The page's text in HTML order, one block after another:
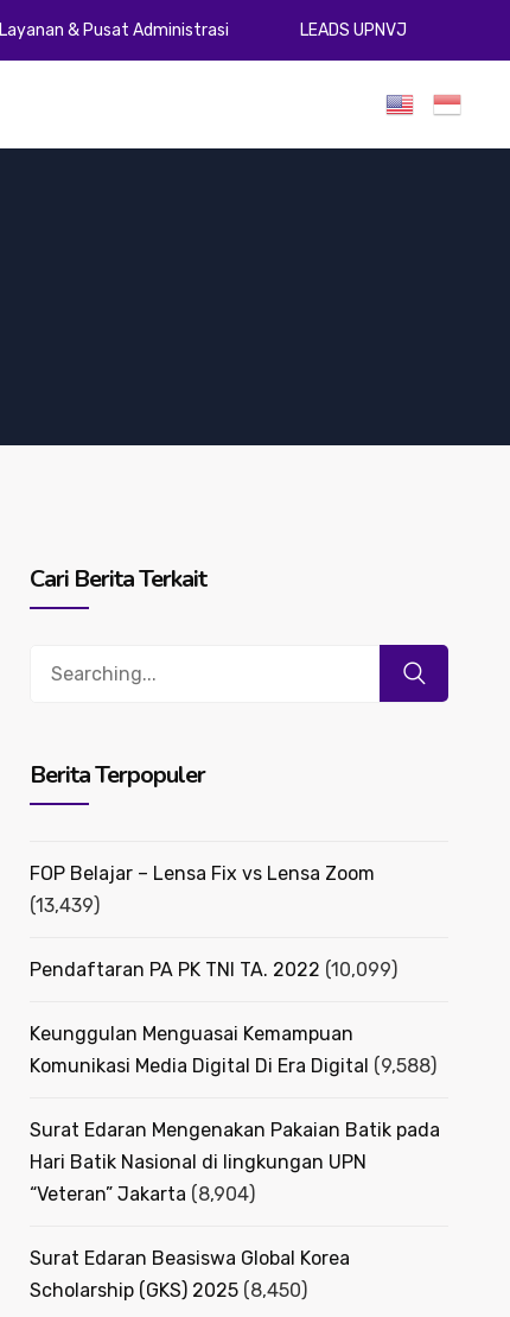
Layanan & Pusat Administrasi LEADS UPNVJ
Cari Berita Terkait
Search
Berita Terpopuler
FOP Belajar – Lensa Fix vs Lensa Zoom
(13,439)
Pendaftaran PA PK TNI TA. 2022 (10,099)
Keunggulan Menguasai Kemampuan
Komunikasi Media Digital Di Era Digital (9,588)
Surat Edaran Mengenakan Pakaian Batik pada
Hari Batik Nasional di lingkungan UPN
“Veteran” Jakarta (8,904)
Surat Edaran Beasiswa Global Korea
Scholarship (GKS) 2025 (8,450)